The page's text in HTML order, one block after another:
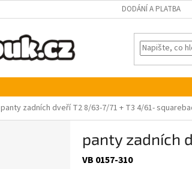
DODÁNÍ A PLATBA
panty zadních dveří T2 8/63-7/71 + T3 4/61-
panty zadních
VB 0157-310